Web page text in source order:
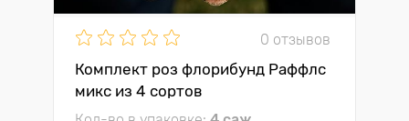
0 отзывов
Комплект роз флорибунд Раффлс
микс из 4 сортов